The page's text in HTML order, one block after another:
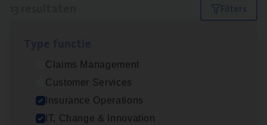
Filters
Claims Management
Customer Services
Insurance Operations
IT, Change & Innovation
(Agi­le)ITPro­ject Manager
IT, Change & Innovation
Antwerpen